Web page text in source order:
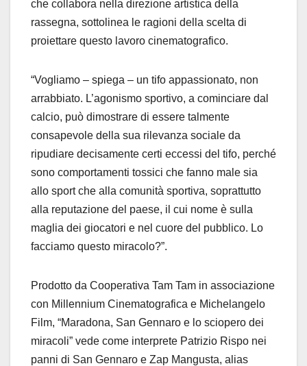
che collabora nella direzione artistica della
rassegna, sottolinea le ragioni della scelta di
proiettare questo lavoro cinematografico.
“Vogliamo – spiega – un tifo appassionato, non
arrabbiato. L’agonismo sportivo, a cominciare dal
calcio, può dimostrare di essere talmente
consapevole della sua rilevanza sociale da
ripudiare decisamente certi eccessi del tifo, perché
sono comportamenti tossici che fanno male sia
allo sport che alla comunità sportiva, soprattutto
alla reputazione del paese, il cui nome è sulla
maglia dei giocatori e nel cuore del pubblico. Lo
facciamo questo miracolo?”.
Prodotto da Cooperativa Tam Tam in associazione
con Millennium Cinematografica e Michelangelo
Film, “Maradona, San Gennaro e lo sciopero dei
miracoli” vede come interprete Patrizio Rispo nei
panni di San Gennaro e Zap Mangusta, alias